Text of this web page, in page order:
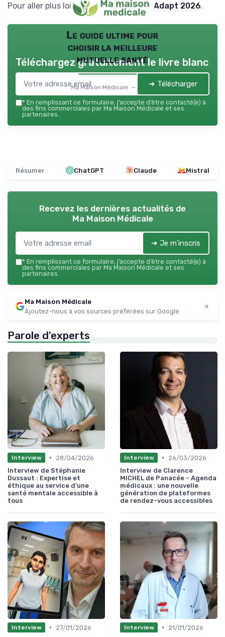
Pour aller plus loin :les aides MaPrimeAdapt 2026.
Le guide ultime pour
choisir la meilleure
mutuelle santé
Ma Maison Médicale — 2026
Téléchargez gratuitement le livre blanc
➔ Télécharger
* En remplissant ce formulaire, j’accepte d’être contacté(e) à
des fins commerciales par Ma Maison Médicale et ses
partenaires.
Résumer ChatGPT Claude Mistral
Recevez les dernières actualités de
Ma Maison Médicale
➔ Je m'inscris
* En remplissant ce formulaire, j’accepte d’être contacté(e) à
des fins commerciales par Ma Maison Médicale et ses
partenaires.
Ma Maison Médicale
Ajoutez-nous à vos sources préférées sur Google
Parole d'experts
Interview •
28/04/2026
Interview de Stéphanie
Dussaut : Expertise et
éthique au service d’une
santé mentale accessible à
tous
Interview •
26/03/2026
Interview de Clarence
MICHEL de Panacée - Agenda
médicaux : une nouvelle
génération de plateformes
de rendez-vous accessibles
Interview •
27/01/2026
Interview •
21/01/2026